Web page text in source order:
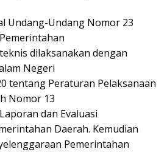
Undang-Undang Nomor 23
dilaksanakan dengan
Negeri
tentang Peraturan Pelaksanaan
Nomor 13
dan Evaluasi
Daerah. Kemudian
Pemerintahan